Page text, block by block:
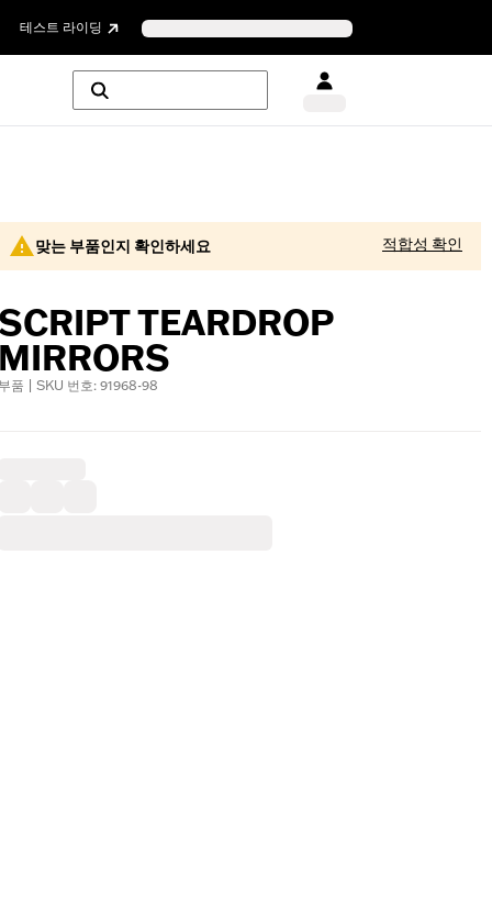
테스트 라이딩
맞는 부품인지 확인하세요 적합성 확인
SCRIPT TEARDROP
MIRRORS
부품 | SKU 번호: 91968-98